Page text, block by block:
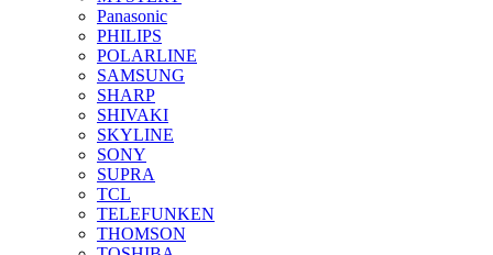
Panasonic
PHILIPS
POLARLINE
SAMSUNG
SHARP
SHIVAKI
SKYLINE
SONY
SUPRA
TCL
TELEFUNKEN
THOMSON